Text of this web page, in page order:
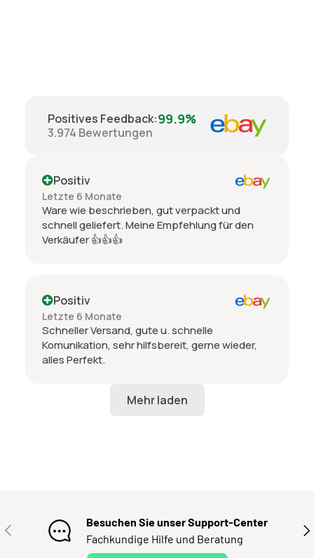
Positives Feedback:99.9%
3.974 Bewertungen
Positiv
Letzte 6 Monate
Ware wie beschrieben, gut verpackt und
schnell geliefert. Meine Empfehlung für den
Verkäufer 👍👍👍
Positiv
Letzte 6 Monate
Schneller Versand, gute u. schnelle
Komunikation, sehr hilfsbereit, gerne wieder,
alles Perfekt.
VORHERIGE
Besuchen Sie unser Support-Center
Fachkundige Hilfe und Beratung